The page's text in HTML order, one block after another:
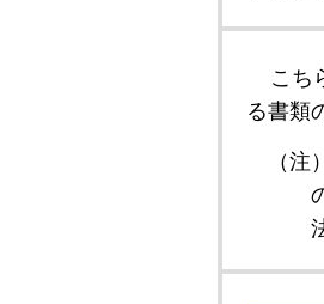
こち
る書類
（注）